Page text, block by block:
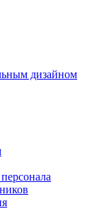
дизайном